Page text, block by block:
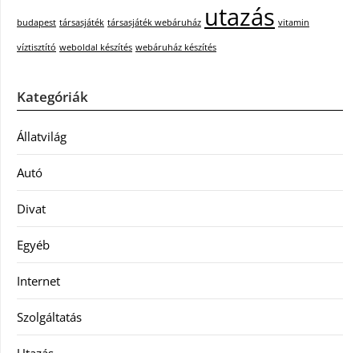
budapest társasjáték társasjáték webáruház utazás vitamin
víztisztító weboldal készítés webáruház készítés
Kategóriák
Állatvilág
Autó
Divat
Egyéb
Internet
Szolgáltatás